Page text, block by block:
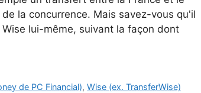
la concurrence. Mais savez-vous qu'il
lui-même, suivant la façon dont
de PC Financial),Wise (ex. TransferWise)